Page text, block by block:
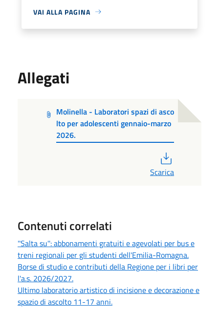
VAI ALLA PAGINA
Allegati
Molinella - Laboratori spazi di asco
lto per adolescenti gennaio-marzo
2026.
Scarica
Contenuti correlati
''Salta su'': abbonamenti gratuiti e agevolati per bus e
treni regionali per gli studenti dell'Emilia-Romagna.
Borse di studio e contributi della Regione per i libri per
l'a.s. 2026/2027.
Ultimo laboratorio artistico di incisione e decorazione e
spazio di ascolto 11-17 anni.